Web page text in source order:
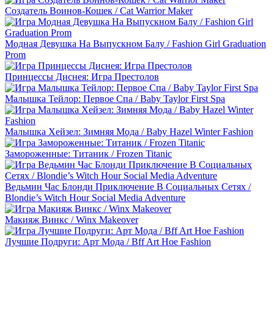
Создатель Воинов-Кошек / Cat Warrior Maker
Модная Девушка На Выпускном Балу / Fashion Girl Graduation
Prom
Принцессы Диснея: Игра Престолов
Малышка Тейлор: Первое Спа / Baby Taylor First Spa
Малышка Хейзел: Зимняя Мода / Baby Hazel Winter Fashion
Замороженные: Титаник / Frozen Titanic
Ведьмин Час Блонди Приключение В Социальных Сетях /
Blondie’s Witch Hour Social Media Adventure
Макияж Винкс / Winx Makeover
Лучшие Подруги: Арт Мода / Bff Art Hoe Fashion